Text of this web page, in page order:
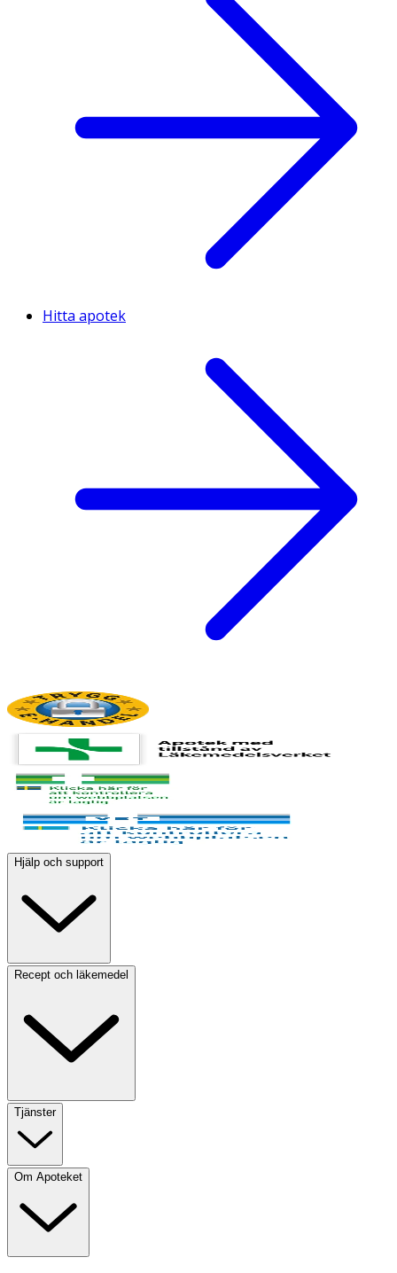
Hitta apotek
Hjälp och support
Recept och läkemedel
Tjänster
Om Apoteket